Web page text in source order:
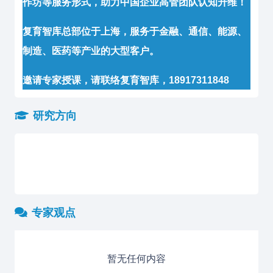
复育智库总部位于上海，服务于金融、通信、能源、
制造、医药等产业的大型客户。
邀请专家授课，请联络复育智库，18917311848
研究方向
专家观点
暂无任何内容